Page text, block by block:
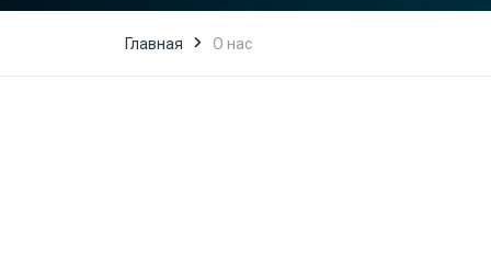
Главная О нас